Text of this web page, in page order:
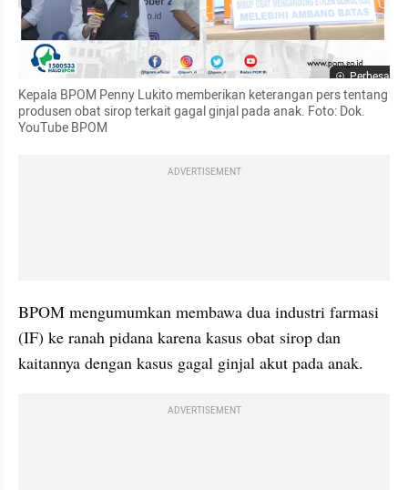
Perbesar
Kepala BPOM Penny Lukito memberikan keterangan pers tentang
produsen obat sirop terkait gagal ginjal pada anak. Foto: Dok.
YouTube BPOM
ADVERTISEMENT
BPOM mengumumkan membawa dua industri farmasi
(IF) ke ranah pidana karena kasus obat sirop dan
kaitannya dengan kasus gagal ginjal akut pada anak.
ADVERTISEMENT